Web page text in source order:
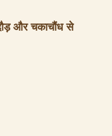
और चकाचौंध से